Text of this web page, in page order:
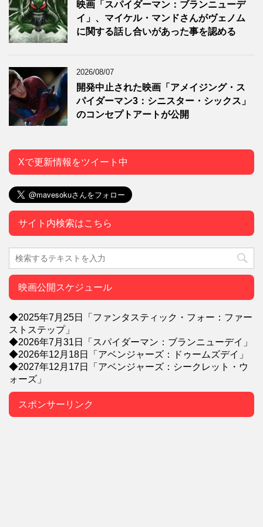
映画「スパイダーマン：ブランニューデ
イ」、マイケル・マンドさんがヴェノム
に関する話し合いがあった事を認める
2026/08/07
開発中止された映画「アメイジング・ス
パイダーマン3：シニスター・シックス」
のコンセプトアートが公開
Xで更新情報をツイート中
サイト内検索はこちら
映画公開スケジュール
◆2025年7月25日「ファンタスティック・フォー：ファー
ストステップ」
◆2026年7月31日「スパイダーマン：ブランニューデイ」
◆2026年12月18日「アベンジャーズ：ドゥームズデイ」
◆2027年12月17日「アベンジャーズ：シークレット・ウ
ォーズ」
スポンサーリンク